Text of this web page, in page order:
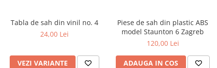
Tabla de sah din vinil no. 4
24,00 Lei
VEZI VARIANTE
Piese de sah din plastic ABS
model Staunton 6 Zagreb
120,00 Lei
ADAUGA IN COS